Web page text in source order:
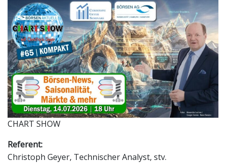
CHART SHOW
Referent:
Christoph Geyer, Technischer Analyst, stv.